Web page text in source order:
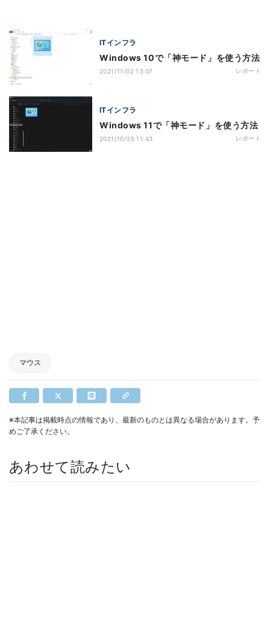
ITインフラ
Windows 10で「神モード」を使う方法
2021/11/02 13:07 レポート
ITインフラ
Windows 11で「神モード」を使う方法
2021/10/25 11:43 レポート
マウス
※本記事は掲載時点の情報であり、最新のものとは異なる場合があります。予
めご了承ください。
あわせて読みたい